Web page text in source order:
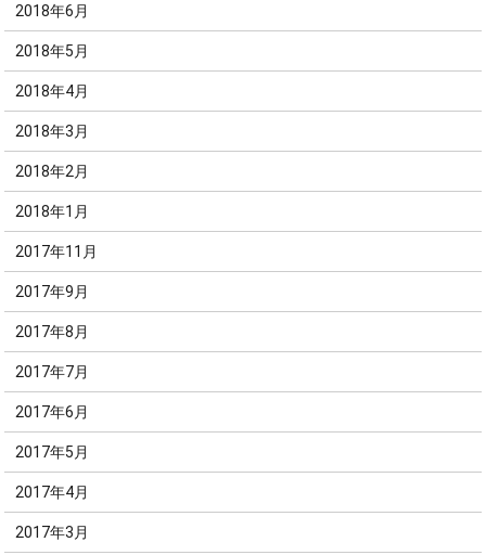
2018年6月
2018年5月
2018年4月
2018年3月
2018年2月
2018年1月
2017年11月
2017年9月
2017年8月
2017年7月
2017年6月
2017年5月
2017年4月
2017年3月